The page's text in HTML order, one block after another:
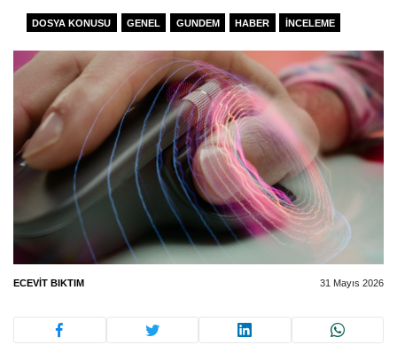
DOSYA KONUSU GENEL GUNDEM HABER İNCELEME
ECEVIT BIKTIM 31 Mayıs 2026